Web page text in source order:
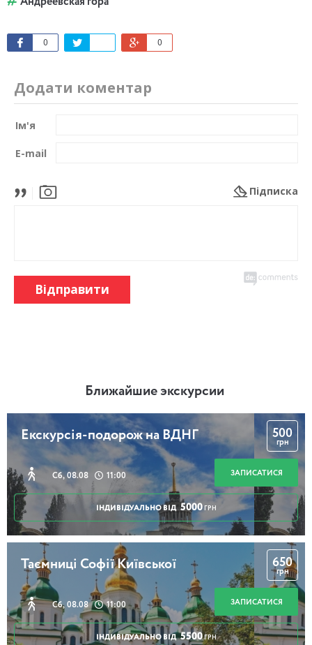
0 0
Додати коментар
Ім'я
E-mail
Підписка
Відправити
Ближайшие экскурсии
Екскурсія-подорож на ВДНГ
Сб, 08.08 11:00
500
грн
ЗАПИСАТИСЯ
ІНДИВІДУАЛЬНО ВІД 5000 ГРН
Таємниці Софії Київської
Сб, 08.08 11:00
650
грн
ЗАПИСАТИСЯ
ІНДИВІДУАЛЬНО ВІД 5500 ГРН